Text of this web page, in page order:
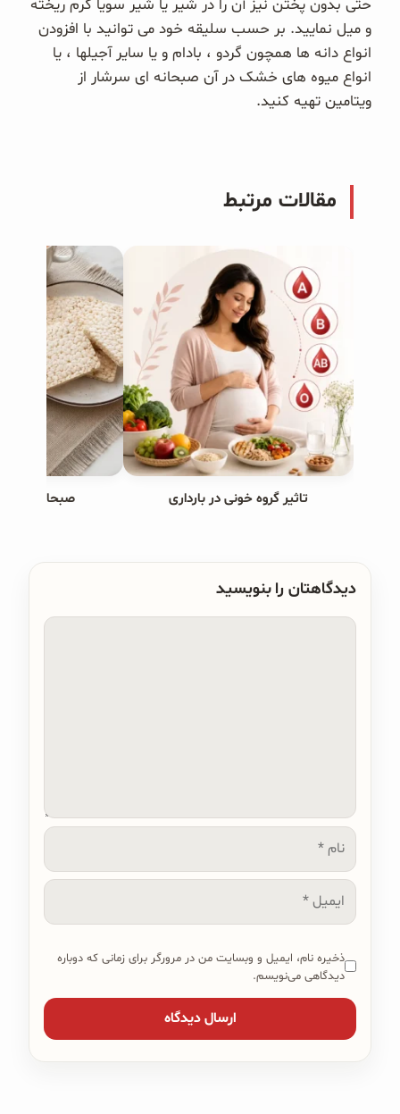
حتی بدون پختن نیز آن را در شیر یا شیر سویا گرم ریخته
و میل نمایید. بر حسب سلیقه خود می توانید با افزودن
انواع دانه ها همچون گردو ، بادام و یا سایر آجیلها ، یا
انواع میوه های خشک در آن صبحانه ای سرشار از
ویتامین تهیه کنید.
مقالات مرتبط
تاثیر گروه خونی در بارداری صبحانه های
دیدگاهتان را بنویسید
نام
ایمیل
ذخیره نام، ایمیل و وبسایت من در مرورگر برای زمانی که دوباره
دیدگاهی می‌نویسم.